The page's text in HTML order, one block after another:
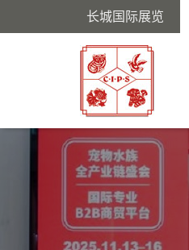
长城国际展览